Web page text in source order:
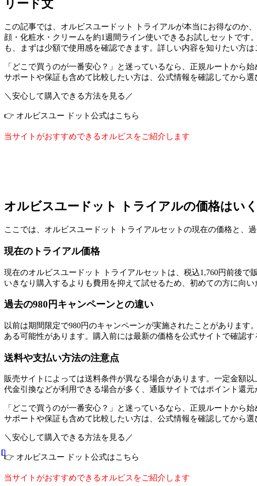
リード文
この記事では、オルビスユードット トライアルが本当にお得なのか
顔・化粧水・クリームを約1週間ライン使いできるお試しセットです
も、まずは少額で使用感を確認できます。詳しい内容を知りたい方
「どこで買うのが一番安心？」と迷っているなら、正規ルートから始
サポートや保証も含めて比較したい方は、公式情報を確認してから選
＼安心して購入できる方法を見る／
👉 オルビスユー ドット公式はこちら
当サイトがおすすめできるオルビスをご紹介します
オルビスユードット トライアルの価格はい
ここでは、オルビスユードット トライアルセットの現在の価格と、
現在のトライアル価格
現在のオルビスユードット トライアルセットは、税込1,760円前後
いきなり購入するよりも費用を抑えて試せるため、初めての方に向い
過去の980円キャンペーンとの違い
以前は期間限定で980円のキャンペーンが実施されたことがありま
ある可能性があります。購入前には最新の価格を公式サイトで確認す
送料や支払い方法の注意点
販売サイトによっては送料条件が異なる場合があります。一定金額
代金引換などが利用できる場合が多く、通販サイトではポイント還元
「どこで買うのが一番安心？」と迷っているなら、正規ルートから始
サポートや保証も含めて比較したい方は、公式情報を確認してから選
＼安心して購入できる方法を見る／
👉 オルビスユー ドット公式はこちら
当サイトがおすすめできるオルビスをご紹介します